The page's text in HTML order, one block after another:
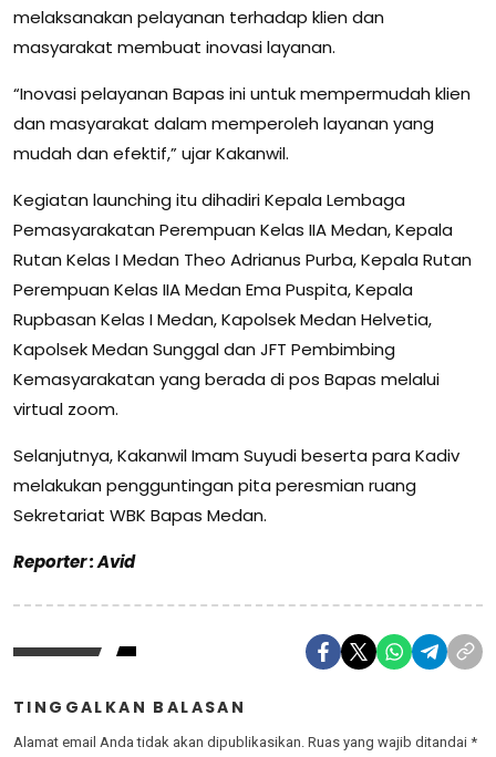
melaksanakan pelayanan terhadap klien dan
masyarakat membuat inovasi layanan.
“Inovasi pelayanan Bapas ini untuk mempermudah klien
dan masyarakat dalam memperoleh layanan yang
mudah dan efektif,” ujar Kakanwil.
Kegiatan launching itu dihadiri Kepala Lembaga
Pemasyarakatan Perempuan Kelas IIA Medan, Kepala
Rutan Kelas I Medan Theo Adrianus Purba, Kepala Rutan
Perempuan Kelas IIA Medan Ema Puspita, Kepala
Rupbasan Kelas I Medan, Kapolsek Medan Helvetia,
Kapolsek Medan Sunggal dan JFT Pembimbing
Kemasyarakatan yang berada di pos Bapas melalui
virtual zoom.
Selanjutnya, Kakanwil Imam Suyudi beserta para Kadiv
melakukan pengguntingan pita peresmian ruang
Sekretariat WBK Bapas Medan.
Reporter : Avid
TINGGALKAN BALASAN
Alamat email Anda tidak akan dipublikasikan. Ruas yang wajib ditandai *